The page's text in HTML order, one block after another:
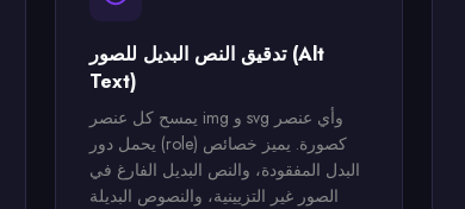
تدقيق النص البديل للصور (Alt
Text)
يمسح كل عنصر img و svg وأي عنصر
يحمل دور (role) كصورة. يميز خصائص
البدل المفقودة، والنص البديل الفارغ في
الصور غير التزيينية، والنصوص البديلة